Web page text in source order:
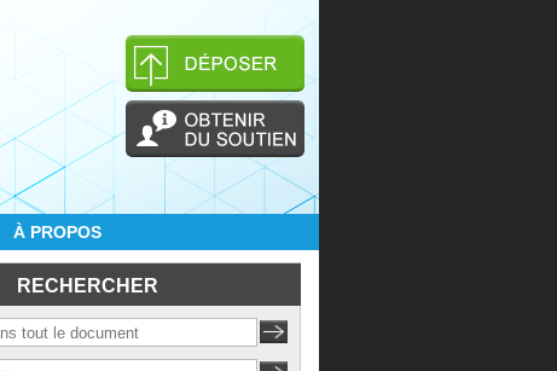
À PROPOS
RECHERCHER